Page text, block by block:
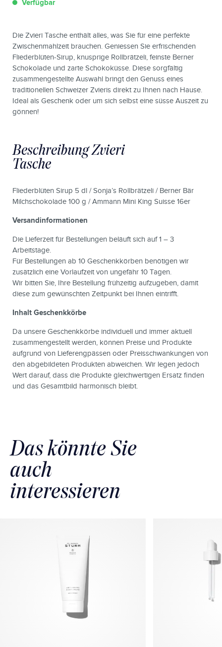
Verfügbar
Die Zvieri Tasche enthält alles, was Sie für eine perfekte
Zwischenmahlzeit brauchen. Geniessen Sie erfrischenden
Fliederblüten-Sirup, knusprige Rollbrätzeli, feinste Berner
Schokolade und zarte Schokoküsse. Diese sorgfältig
zusammengestellte Auswahl bringt den Genuss eines
traditionellen Schweizer Zvieris direkt zu Ihnen nach Hause.
Ideal als Geschenk oder um sich selbst eine süsse Auszeit zu
gönnen!
Beschreibung Zvieri
Tasche
Fliederblüten Sirup 5 dl / Sonja’s Rollbrätzeli / Berner Bär
Milchschokolade 100 g / Ammann Mini King Suisse 16er
Versandinformationen
Die Lieferzeit für Bestellungen beläuft sich auf 1 – 3
Arbeitstage.
Für Bestellungen ab 10 Geschenkkörben benötigen wir
zusätzlich eine Vorlaufzeit von ungefähr 10 Tagen.
Wir bitten Sie, Ihre Bestellung frühzeitig aufzugeben, damit
diese zum gewünschten Zeitpunkt bei Ihnen eintrifft.
Inhalt Geschenkkörbe
Da unsere Geschenkkörbe individuell und immer aktuell
zusammengestellt werden, können Preise und Produkte
aufgrund von Lieferengpässen oder Preisschwankungen von
den abgebildeten Produkten abweichen. Wir legen jedoch
Wert darauf, dass die Produkte gleichwertigen Ersatz finden
und das Gesamtbild harmonisch bleibt.
Das könnte Sie
auch
interessieren